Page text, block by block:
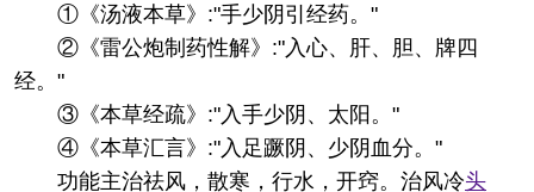
①《汤液本草》:"手少阴引经药。"
②《雷公炮制药性解》:"入心、肝、胆、牌四
经。"
③《本草经疏》:"入手少阴、太阳。"
④《本草汇言》:"入足蹶阴、少阴血分。"
功能主治祛风，散寒，行水，开窍。治风冷头